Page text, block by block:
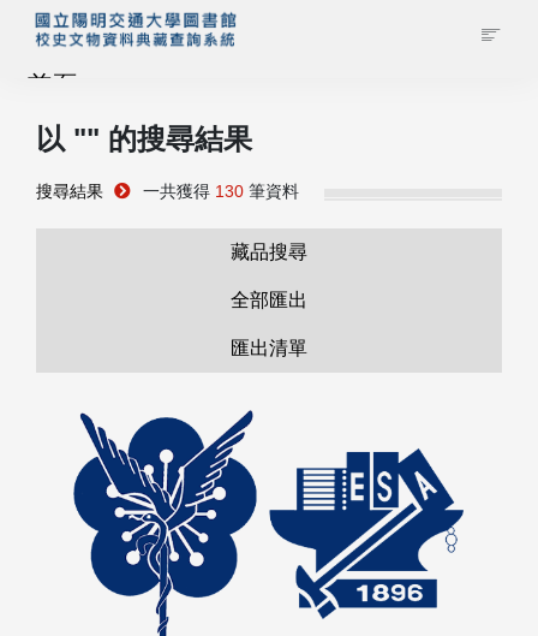
首頁
藏品查詢
管理者登入
以 "" 的搜尋結果
搜尋結果 一共獲得 130 筆資料
藏品搜尋
全部匯出
匯出清單